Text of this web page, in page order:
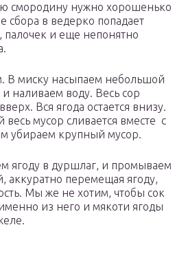
смородину нужно хорошенько
сбора в ведерко попадает
палочек и еще непонятно
В миску насыпаем небольшой
наливаем воду. Весь сор
Вся ягода остается внизу.
мусор сливается вместе с
убираем крупный мусор.
ягоду в дуршлаг, и промываем
аккуратно перемещая ягоду,
Мы же не хотим, чтобы сок
из него и мякоти ягоды